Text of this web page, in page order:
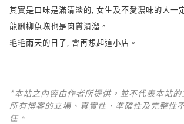
其實是口味是滿清淡的, 女生及不愛濃味的人一
龍脷柳魚塊也是肉質滑溜。
毛毛雨天的日子, 會再想起這小店。
*本站之內容由作者所提供，並不代表本站
所有博客的立場、真實性、準確性及完整性
任。